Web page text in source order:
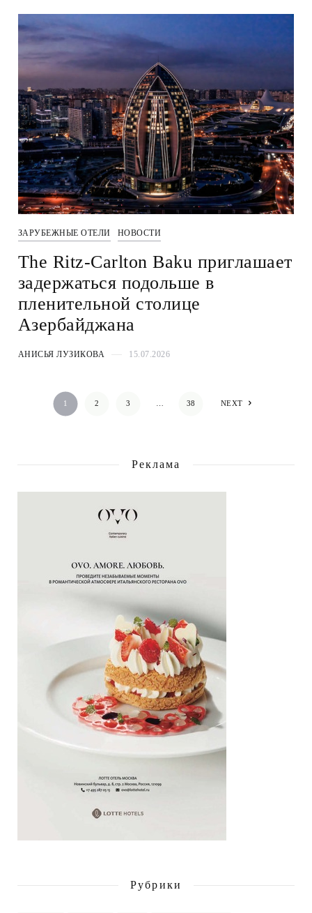
ЗАРУБЕЖНЫЕ ОТЕЛИ НОВОСТИ
The Ritz-Carlton Baku приглашает
задержаться подольше в
пленительной столице
Азербайджана
АНИСЬЯ ЛУЗИКОВА 15.07.2026
1 2 3 … 38 NEXT
Реклама
Рубрики